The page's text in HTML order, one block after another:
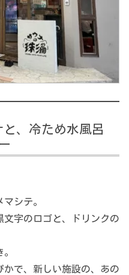
、冷ため水風呂
シテ。
文字のロゴと、ドリンクの
かで、新しい施設の、あの